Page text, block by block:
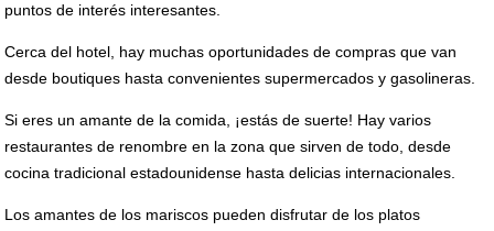
puntos de interés interesantes.
Cerca del hotel, hay muchas oportunidades de compras que van
desde boutiques hasta convenientes supermercados y gasolineras.
Si eres un amante de la comida, ¡estás de suerte! Hay varios
restaurantes de renombre en la zona que sirven de todo, desde
cocina tradicional estadounidense hasta delicias internacionales.
Los amantes de los mariscos pueden disfrutar de los platos